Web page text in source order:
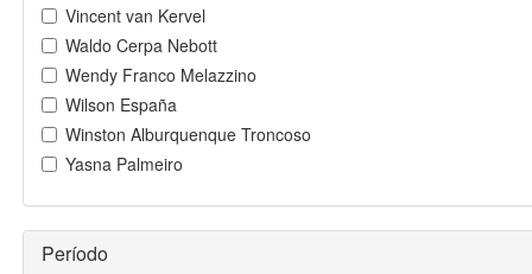
Vincent van Kervel
Waldo Cerpa Nebott
Wendy Franco Melazzino
Wilson España
Winston Alburquenque Troncoso
Yasna Palmeiro
Período